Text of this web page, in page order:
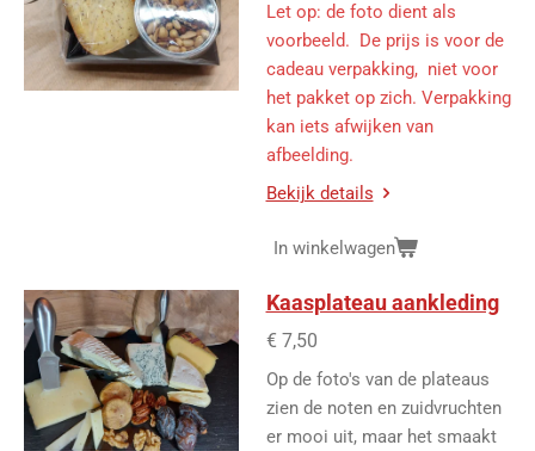
Let op: de foto dient als
voorbeeld. De prijs is voor de
cadeau verpakking, niet voor
het pakket op zich. Verpakking
kan iets afwijken van
afbeelding.
Bekijk details
In winkelwagen
Kaasplateau aankleding
€ 7,50
Op de foto's van de plateaus
zien de noten en zuidvruchten
er mooi uit, maar het smaakt